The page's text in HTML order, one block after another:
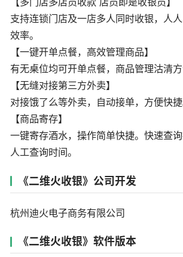
支持连锁门店及一店多人同时收银，人
效率。
【一键开单点餐，高效管理商品】
有无桌位均可开单点餐，商品管理沽清方
【无缝对接第三方外卖】
对接饿了么等外卖，自动接单，方便快捷
【商品寄存】
一键寄存酒水，操作简单快捷。快速查
人工查询时间。
《二维火收银》公司开发
杭州迪火电子商务有限公司
《二维火收银》软件版本